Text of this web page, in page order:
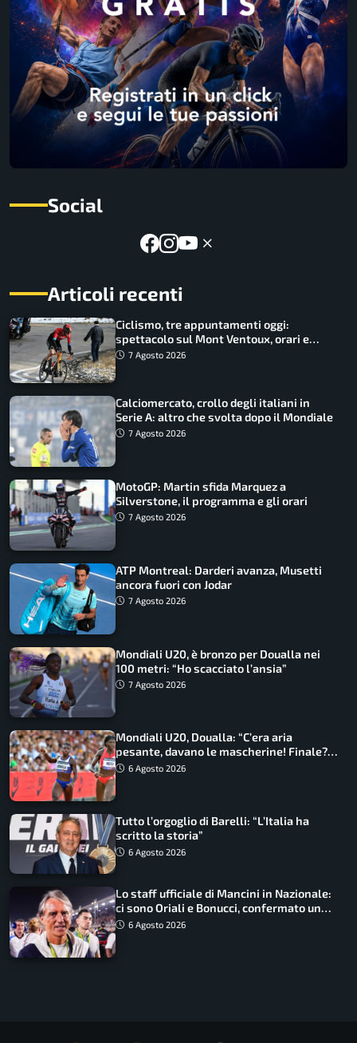
Social
Articoli recenti
Ciclismo, tre appuntamenti oggi:
spettacolo sul Mont Ventoux, orari e
come vederli
7 Agosto 2026
Calciomercato, crollo degli italiani in
Serie A: altro che svolta dopo il Mondiale
7 Agosto 2026
MotoGP: Martin sfida Marquez a
Silverstone, il programma e gli orari
7 Agosto 2026
ATP Montreal: Darderi avanza, Musetti
ancora fuori con Jodar
7 Agosto 2026
Mondiali U20, è bronzo per Doualla nei
100 metri: “Ho scacciato l’ansia”
7 Agosto 2026
Mondiali U20, Doualla: “C’era aria
pesante, davano le mascherine! Finale?
Non ho nulla da perdere”
6 Agosto 2026
Tutto l’orgoglio di Barelli: “L’Italia ha
scritto la storia”
6 Agosto 2026
Lo staff ufficiale di Mancini in Nazionale:
ci sono Oriali e Bonucci, confermato un
ritorno
6 Agosto 2026